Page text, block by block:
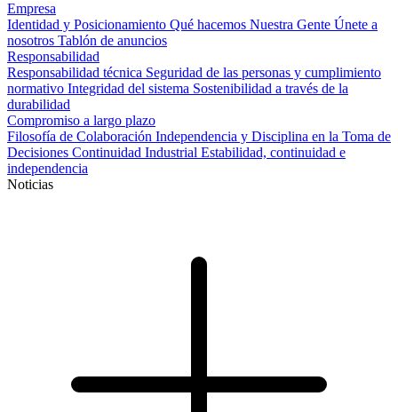
Empresa
Identidad y Posicionamiento Qué hacemos Nuestra Gente Únete a
nosotros Tablón de anuncios
Responsabilidad
Responsabilidad técnica Seguridad de las personas y cumplimiento
normativo Integridad del sistema Sostenibilidad a través de la
durabilidad
Compromiso a largo plazo
Filosofía de Colaboración Independencia y Disciplina en la Toma de
Decisiones Continuidad Industrial Estabilidad, continuidad e
independencia
Noticias